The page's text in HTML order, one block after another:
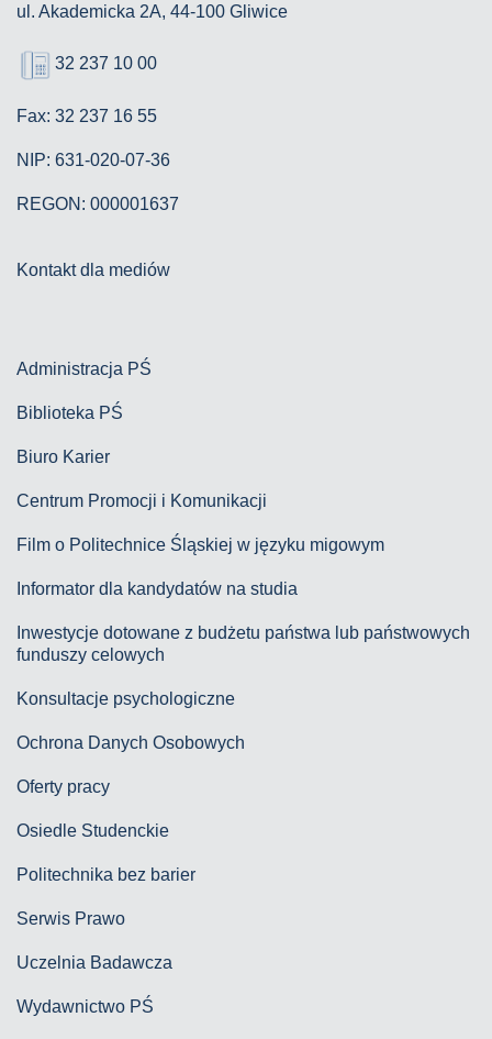
ul. Akademicka 2A, 44-100 Gliwice
32 237 10 00
Fax: 32 237 16 55
NIP: 631-020-07-36
REGON: 000001637
Kontakt dla mediów
Administracja PŚ
Biblioteka PŚ
Biuro Karier
Centrum Promocji i Komunikacji
Film o Politechnice Śląskiej w języku migowym
Informator dla kandydatów na studia
Inwestycje dotowane z budżetu państwa lub państwowych
funduszy celowych
Konsultacje psychologiczne
Ochrona Danych Osobowych
Oferty pracy
Osiedle Studenckie
Politechnika bez barier
Serwis Prawo
Uczelnia Badawcza
Wydawnictwo PŚ